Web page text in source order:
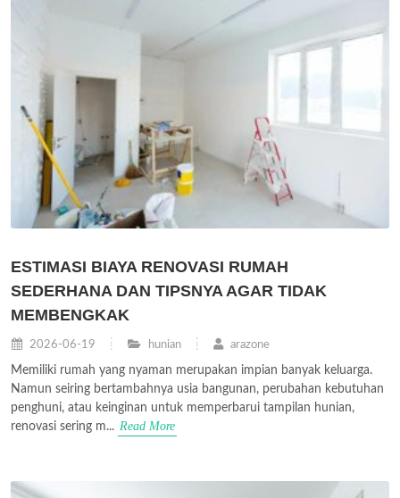
ESTIMASI BIAYA RENOVASI RUMAH
SEDERHANA DAN TIPSNYA AGAR TIDAK
MEMBENGKAK
2026-06-19 hunian arazone
Memiliki rumah yang nyaman merupakan impian banyak keluarga.
Namun seiring bertambahnya usia bangunan, perubahan kebutuhan
penghuni, atau keinginan untuk memperbarui tampilan hunian,
renovasi sering m... Read More